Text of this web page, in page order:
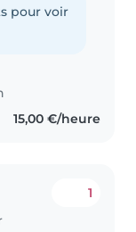
old and I
School II in
pour voir
15,00 €/heure
1